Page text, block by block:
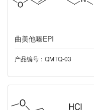
019奥硝唑
021依度沙班
曲美他嗪EPI
产品编号：QMTQ-03